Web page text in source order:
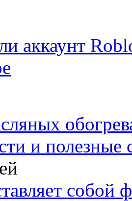
аккаунт
и полезные
собой